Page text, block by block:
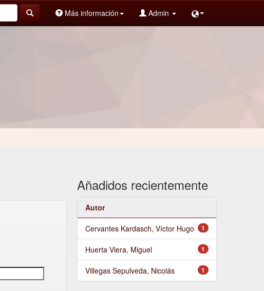
Más información Admin
Añadidos recientemente
Autor
1
Cervantes Kardasch, Víctor Hugo
1
Huerta Viera, Miguel
1
Villegas Sepulveda, Nicolás